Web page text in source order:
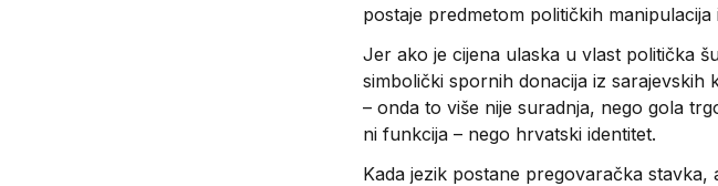
postaje predmetom političkih manipulacija
Jer ako je cijena ulaska u vlast politička
simbolički spornih donacija iz sarajevskih
– onda to više nije suradnja, nego gola
ni funkcija – nego hrvatski identitet.
Kada jezik postane pregovaračka